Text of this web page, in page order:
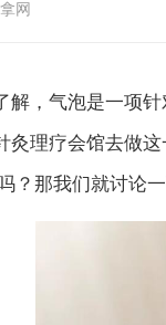
网
解，气泡是一项
灸理疗会馆去做
？那我们就讨论